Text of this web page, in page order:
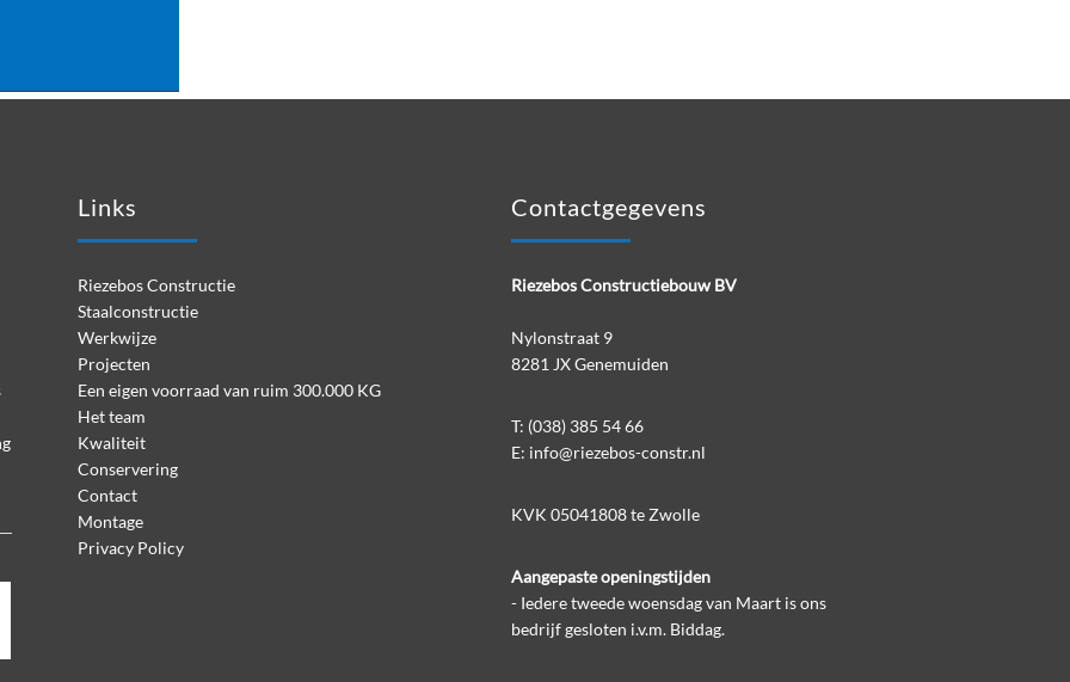
Links
Riezebos Constructie
Staalconstructie
Werkwijze
Projecten
Een eigen voorraad van ruim 300.000 KG
Het team
Kwaliteit
Conservering
Contact
Montage
Privacy Policy
Contactgegevens
Riezebos Constructiebouw BV
Nylonstraat 9
8281 JX Genemuiden
T: (038) 385 54 66
E: info@riezebos-constr.nl
KVK 05041808 te Zwolle
Aangepaste openingstijden
- Iedere tweede woensdag van Maart is ons
bedrijf gesloten i.v.m. Biddag.